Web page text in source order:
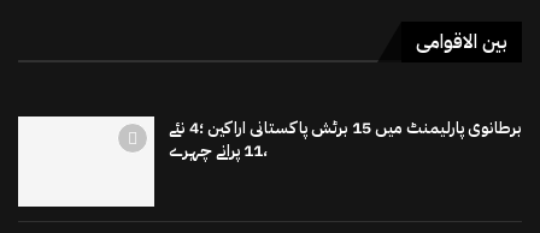
بین الاقوامی
برطانوی پارلیمنٹ میں 15 برٹش پاکستانی اراکین ؛4 نئے
،11 پرانے چہرے